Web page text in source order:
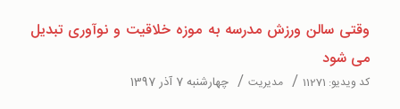
وقتی سالن ورزش مدرسه به موزه خلاقیت و نوآوری تبدیل
می شود
کد ویدیو: 11271
/ مدیریت/ چهارشنبه 7 آذر 1397